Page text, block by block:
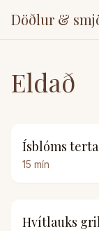
Döðlur &
Eldað
Ísblóms terta
15 mín
Hvítlauks